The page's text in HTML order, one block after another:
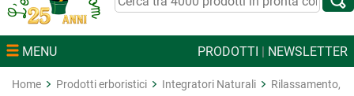
MENU PRODOTTI | NEWSLETTER
Home Prodotti erboristici Integratori Naturali
Rilassamento,